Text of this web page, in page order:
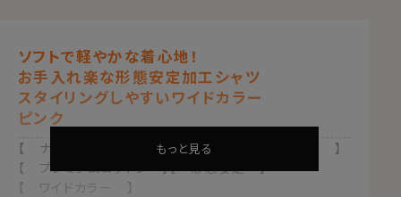
ソフトで軽やかな着心地！
お手入れ楽な形態安定加工シャツ
スタイリングしやすいワイドカラー
ピンク
【 ナチュラルフィット 】【 綿100％・80番手双糸 】
【 プレミアムコットン 】【 形態安定 】
【 ワイドカラー 】
もっと見る